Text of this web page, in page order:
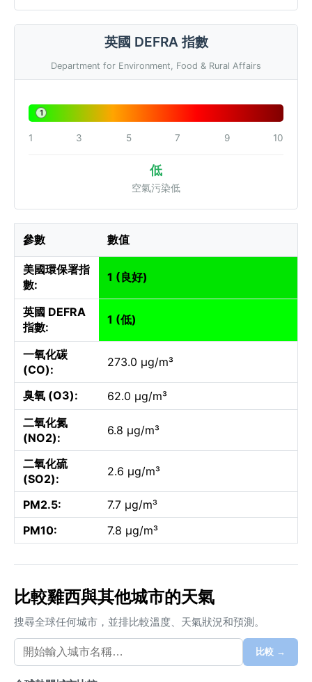
英國 DEFRA 指數
Department for Environment, Food & Rural Affairs
1
1 3 5 7 9 10
低
空氣污染低
參數 數值
美國環保署指
數:
1 (良好)
英國 DEFRA
指數:
1 (低)
一氧化碳
(CO):
273.0 µg/m³
臭氧 (O3):
62.0 µg/m³
二氧化氮
(NO2):
6.8 µg/m³
二氧化硫
(SO2):
2.6 µg/m³
PM2.5:
7.7 µg/m³
PM10:
7.8 µg/m³
比較雞西與其他城市的天氣
搜尋全球任何城市，並排比較溫度、天氣狀況和預測。
比較 →